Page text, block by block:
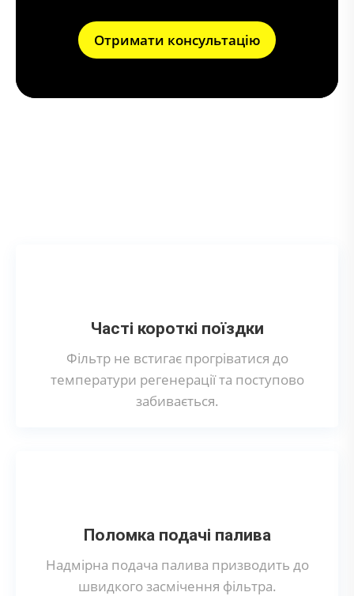
Отримати консультацію
Часті короткі поїздки
Фільтр не встигає прогріватися до
температури регенерації та поступово
забивається.
Поломка подачі палива
Надмірна подача палива призводить до
швидкого засмічення фільтра.